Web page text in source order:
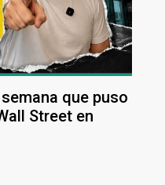
que puso
Street en